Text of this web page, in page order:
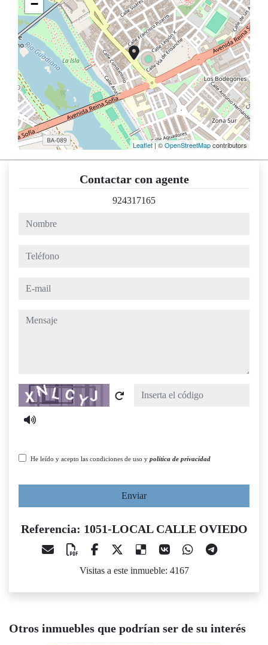
−
Leaflet| ©OpenStreetMapcontributors
Contactar con agente
924317165
nombre
teléfono
e-mail
mensaje
Captcha
He leído y acepto las condiciones de uso y política de privacidad
Enviar
Referencia: 1051-LOCAL CALLE OVIEDO
Visitas a este inmueble: 4167
Otros inmuebles que podrían ser de su interés